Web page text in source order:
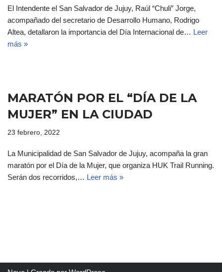
El Intendente el San Salvador de Jujuy, Raúl “Chuli” Jorge,
acompañado del secretario de Desarrollo Humano, Rodrigo
Altea, detallaron la importancia del Día Internacional de… Leer
más »
MARATÓN POR EL “DÍA DE LA
MUJER” EN LA CIUDAD
23 febrero, 2022
La Municipalidad de San Salvador de Jujuy, acompaña la gran
maratón por el Día de la Mujer, que organiza HUK Trail Running.
Serán dos recorridos,… Leer más »